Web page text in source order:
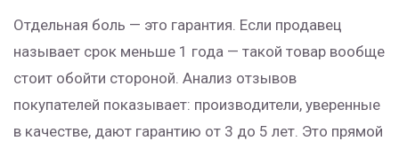
Отдельная боль — это гарантия. Если продавец
называет срок меньше 1 года — такой товар вообще
стоит обойти стороной. Анализ отзывов
покупателей показывает: производители, уверенные
в качестве, дают гарантию от 3 до 5 лет. Это прямой